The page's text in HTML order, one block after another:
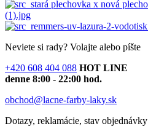
Neviete si rady? Volajte alebo píšte
+420 608 404 088 HOT LINE
denne 8:00 - 22:00 hod.
obchod@lacne-farby-laky.sk
Dotazy, reklamácie, stav objednávky